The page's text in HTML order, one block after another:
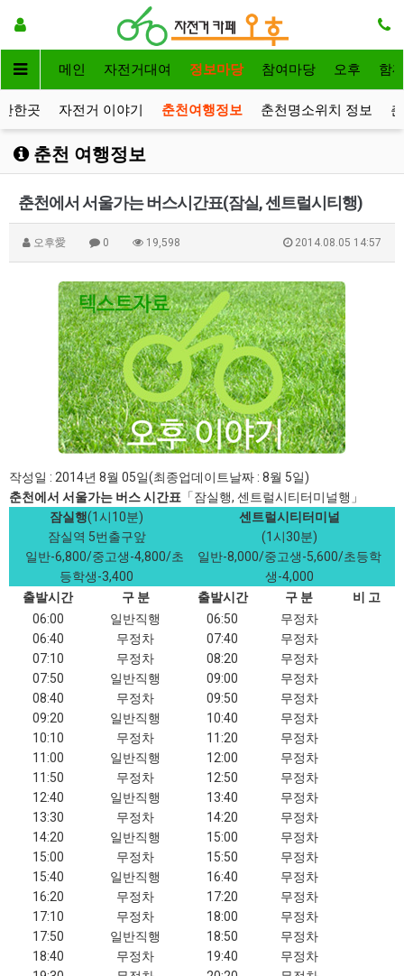
메인 자전거대여 정보마당 참여마당 오후 함
한곳 자전거 이야기 춘천여행정보 춘천명소위치 정보
춘천 여행정보
춘천에서 서울가는 버스시간표(잠실, 센트럴시티행)
오후愛 0 19,598 2014.08.05 14:57
작성일 : 2014년 8월 05일(최종업데이트날짜 : 8월 5일)
춘천에서 서울가는 버스 시간표 「잠실행, 센트럴시티터미널행」
잠실행(1시10분)
잠실역 5번출구앞
일반-6,800/중고생-4,800/초
등학생-3,400
센트럴시티터미널
(1시30분)
일반-8,000/중고생-5,600/초등학
생-4,000
출발시간
구 분 출발시간 구 분
비 고
06:00
일반직행 06:50
무정차
06:40
무정차 07:40
무정차
07:10
무정차 08:20
무정차
07:50
일반직행 09:00
무정차
08:40
무정차 09:50
무정차
09:20
일반직행 10:40
무정차
10:10
무정차 11:20
무정차
11:00
일반직행 12:00
무정차
11:50
무정차 12:50
무정차
12:40
일반직행 13:40
무정차
13:30
무정차 14:20
무정차
14:20
일반직행 15:00
무정차
15:00
무정차 15:50
무정차
15:40
일반직행 16:40
무정차
16:20
무정차 17:20
무정차
17:10
무정차 18:00
무정차
17:50
일반직행 18:50
무정차
18:40
무정차 19:40
무정차